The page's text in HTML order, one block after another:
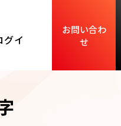
グイ
お問い合わ
せ